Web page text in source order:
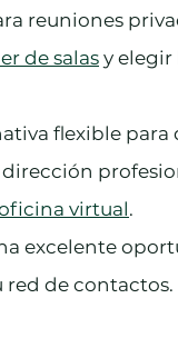
reuniones
de salas y elegir
flexible
virtual.
excelente
red de contactos.